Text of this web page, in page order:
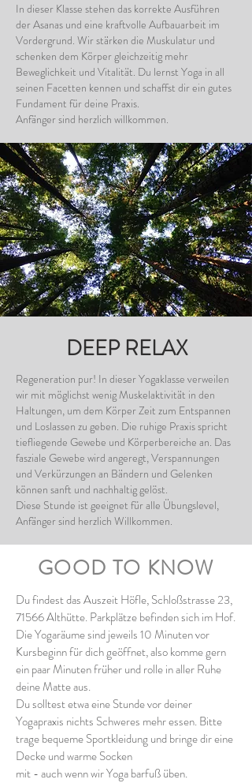
In dieser Klasse stehen das korrekte Ausführen
der Asanas und eine kraftvolle Aufbauarbeit im
Vordergrund. Wir stärken die Muskulatur und
schenken dem Körper gleichzeitig mehr
Beweglichkeit und Vitalität. Du lernst Yoga in all
seinen Facetten kennen und schaffst dir ein gutes
Fundament für deine Praxis.
Anfänger sind herzlich willkommen.
DEEP RELAX
Regeneration pur! In dieser Yogaklasse verweilen
wir mit möglichst wenig Muskelaktivität in den
Haltungen, um dem Körper Zeit zum Entspannen
und Loslassen zu geben. Die ruhige Praxis spricht
tiefliegende Gewebe und Körperbereiche an. Das
fasziale Gewebe wird angeregt, Verspannungen
und Verkürzungen an Bändern und Gelenken
können sanft und nachhaltig gelöst.
Diese Stunde ist geeignet für alle Übungslevel,
Anfänger sind herzlich Willkommen.
GOOD TO KNOW
Du findest das Auszeit Höfle, Schloßstrasse 23,
71566 Althütte. Parkplätze befinden sich im Hof.
Die Yogaräume sind jeweils 10 Minuten vor
Kursbeginn für dich geöffnet, also komme gern
ein paar Minuten früher und rolle in aller Ruhe
deine Matte aus.
Du solltest etwa eine Stunde vor deiner
Yogapraxis nichts Schweres mehr essen. Bitte
trage bequeme Sportkleidung und bringe dir eine
Decke und warme Socken
mit - auch wenn wir Yoga barfuß üben.